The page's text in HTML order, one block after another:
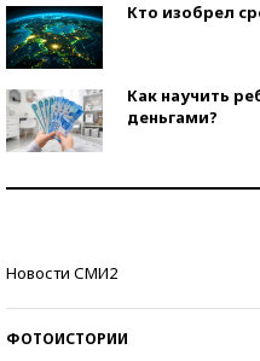
Кто изобрел
Как научить
деньгами?
Новости СМИ2
ФОТОИСТОРИИ